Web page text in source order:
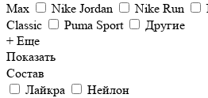
Max
Nike Jordan Nike Run
Classic
Puma Sport
Другие
+ Еще
Показать
Состав
Лайкра
Нейлон